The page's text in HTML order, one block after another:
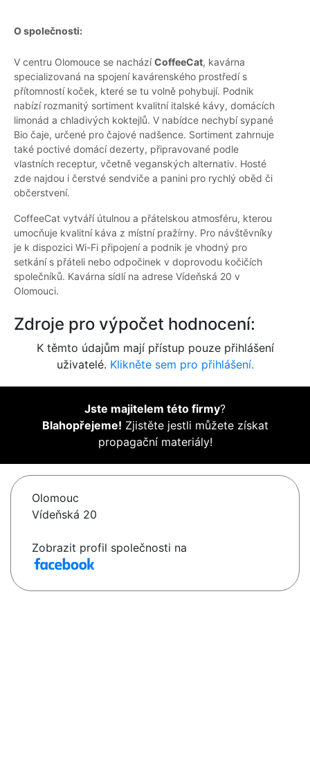
O společnosti:
V centru Olomouce se nacházíCoffeeCat, kavárna
specializovaná na spojení kavárenského prostředí s
přítomností koček, které se tu volně pohybují. Podnik
nabízí rozmanitý sortiment kvalitní italské kávy, domácích
limonád a chladivých koktejlů. V nabídce nechybí sypané
Bio čaje, určené pro čajové nadšence. Sortiment zahrnuje
také poctivé domácí dezerty, připravované podle
vlastních receptur, včetně veganských alternativ. Hosté
zde najdou i čerstvé sendviče a panini pro rychlý oběd či
občerstvení.
CoffeeCat vytváří útulnou a přátelskou atmosféru, kterou
umocňuje kvalitní káva z místní pražírny. Pro návštěvníky
je k dispozici Wi-Fi připojení a podnik je vhodný pro
setkání s přáteli nebo odpočinek v doprovodu kočičích
společníků. Kavárna sídlí na adrese Vídeňská 20 v
Olomouci.
Zdroje pro výpočet hodnocení:
K těmto údajům mají přístup pouze přihlášení
uživatelé. Klikněte sem pro přihlášení.
Jste majitelem této firmy?
Blahopřejeme! Zjistěte jestli můžete získat
propagační materiály!
Olomouc
Vídeňská 20
Zobrazit profil společnosti na